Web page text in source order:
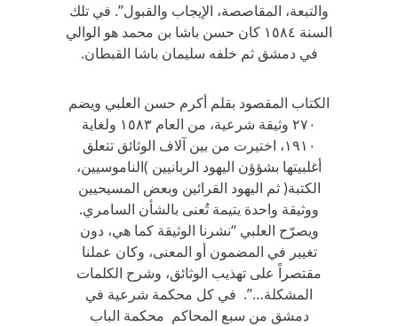
والتبعة، المقاصصة، الإيجاب والقبول”. في تلك
السنة ١٥٨٤ كان حسن باشا بن محمد هو الوالي
في دمشق ثم خلفه سليمان باشا القبطان.
الكتاب المقصود بقلم أكرم حسن العلبي ويضم
٢٧٠ وثيقة شرعية، من العام ١٥٨٣ ولغاية
١٩١٠، اختيرت من بين آلاف الوثائق تتعلق
أغلبيتها بشؤؤن اليهود الربانيين )الناموسيين،
الكتبة( ثم اليهود القرائين وبعض المسيحيين
ووثيقة واحدة يتيمة تُعنى بالشأن السامري.
ويصرّح العلبي “نشرنا الوثيقة كما هي، دون
تغيير في المضمون أو المعنى، وكان عملنا
مقتصراً على تهذيب الوثائق، وشرح الكلمات
المشكلة…”. في كل محكمة شرعية في
دمشق من سبع المحاكم محكمة الباب